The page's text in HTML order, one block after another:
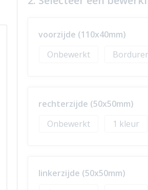
voorzijde (110x40mm)
Onbewerkt
rechterzijde (50x50mm)
Onbewerkt
1
linkerzijde (50x50mm)